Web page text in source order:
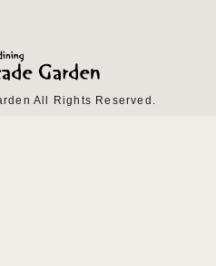
All Rights Reserved.